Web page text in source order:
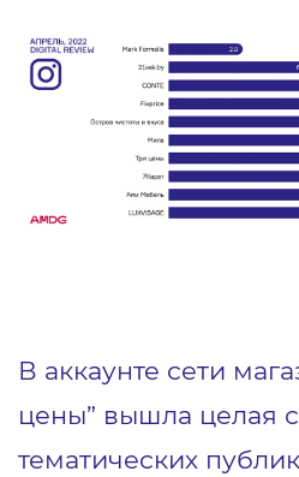
В аккаунте сети
цены” вышла целая
тематических